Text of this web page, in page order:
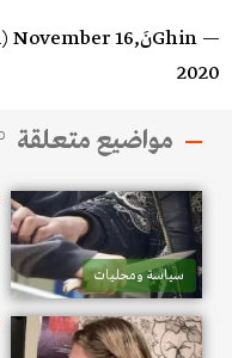
— GhinنَA ???????????? (@GhinaNahfawi)
November 16,
2020
مواضيع متعلقة
سياسة ومحليات